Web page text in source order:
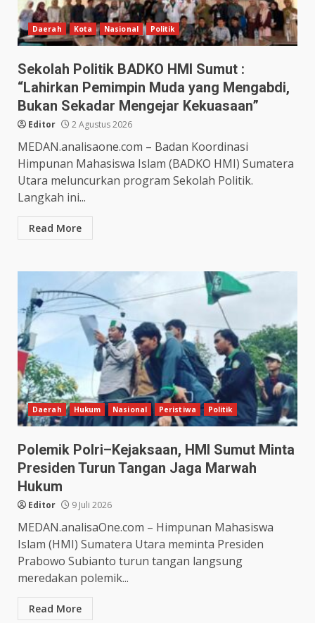
Daerah Kota Nasional Politik
Sekolah Politik BADKO HMI Sumut :
“Lahirkan Pemimpin Muda yang Mengabdi,
Bukan Sekadar Mengejar Kekuasaan”
Editor 2 Agustus 2026
MEDAN.analisaone.com – Badan Koordinasi
Himpunan Mahasiswa Islam (BADKO HMI) Sumatera
Utara meluncurkan program Sekolah Politik.
Langkah ini...
Read More
Daerah Hukum Nasional Peristiwa Politik
Polemik Polri–Kejaksaan, HMI Sumut Minta
Presiden Turun Tangan Jaga Marwah
Hukum
Editor 9 Juli 2026
MEDAN.analisaOne.com – Himpunan Mahasiswa
Islam (HMI) Sumatera Utara meminta Presiden
Prabowo Subianto turun tangan langsung
meredakan polemik...
Read More